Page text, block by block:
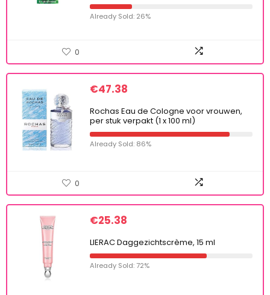
Already Sold: 26%
0
€47.38
Rochas Eau de Cologne voor vrouwen,
per stuk verpakt (1 x 100 ml)
Already Sold: 86%
0
€25.38
LIERAC Daggezichtscrème, 15 ml
Already Sold: 72%